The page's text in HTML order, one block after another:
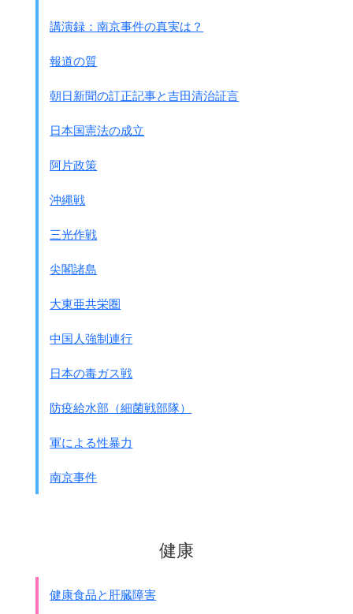
2030年代までには860万kw増える見込みです。
●コンパインド発電所の一覧表です。（2013年2月13日の東
電力会社
2011年3月以降導入済
2030年までに導入予定
北海道
東京
川崎第二 1号
中部
上越第一、第二 2号
関西
姫路第二 新1号、2号
中国
坂出1号
九州
沖縄
吉の浦1号、2号
注：石炭のガス化ｺﾝﾊﾞｲﾝﾄﾞ発電も増えています
講演録：南京事件の真実は？
報道の質
朝日新聞の訂正記事と吉田清治証言
日本国憲法の成立
阿片政策
沖縄戦
三光作戦
尖閣諸島
大東亜共栄圏
中国人強制連行
日本の毒ガス戦
防疫給水部（細菌戦部隊）
軍による性暴力
南京事件
健康
健康食品と肝臓障害